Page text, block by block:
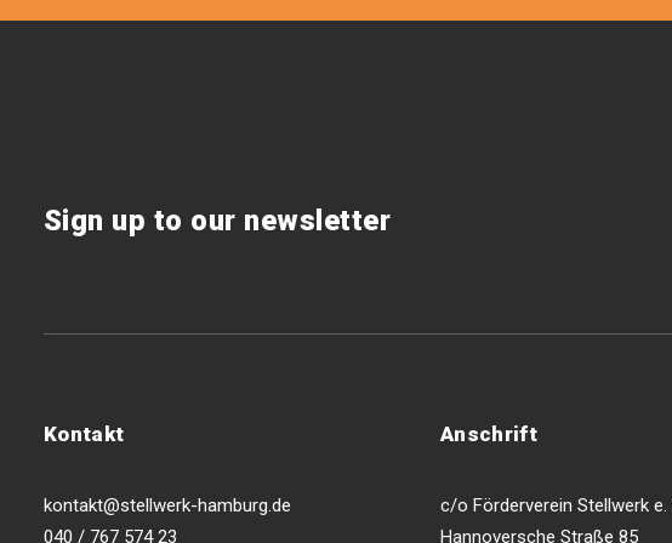
Sign up to our newsletter
Kontakt
kontakt@stellwerk-hamburg.de
040 / 767 574 23
Anschrift
c/o Förderverein Stellwerk e.
Hannoversche Straße 85